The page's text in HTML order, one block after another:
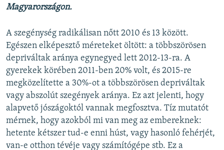
Magyarországon.
A szegénység radikálisan nőtt 2010 és 13 között.
Egészen elképesztő méreteket öltött: a többszörösen
depriváltak aránya egynegyed lett 2012-13-ra. A
gyerekek körében 2011-ben 20% volt, és 2015-re
megközelítette a 30%-ot a többszörösen depriváltak
vagy abszolút szegények aránya. Ez azt jelenti, hogy
alapvető jószágoktól vannak megfosztva. Tíz mutatót
mérnek, hogy azokból mi van meg az embereknek:
hetente kétszer tud-e enni húst, vagy hasonló fehérjét,
van-e otthon tévéje vagy számítógépe stb. Ez a